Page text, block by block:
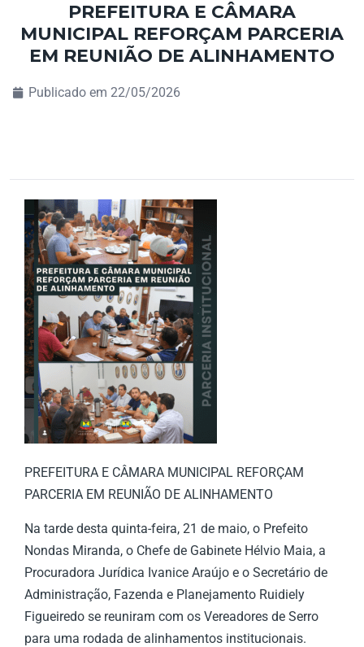
PREFEITURA E CÂMARA
MUNICIPAL REFORÇAM PARCERIA
EM REUNIÃO DE ALINHAMENTO
Publicado em 22/05/2026
PREFEITURA E CÂMARA MUNICIPAL REFORÇAM
PARCERIA EM REUNIÃO DE ALINHAMENTO
Na tarde desta quinta-feira, 21 de maio, o Prefeito
Nondas Miranda, o Chefe de Gabinete Hélvio Maia, a
Procuradora Jurídica Ivanice Araújo e o Secretário de
Administração, Fazenda e Planejamento Ruidiely
Figueiredo se reuniram com os Vereadores de Serro
para uma rodada de alinhamentos institucionais.